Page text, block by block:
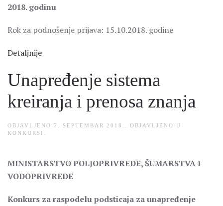
2018. godinu
Rok za podnošenje prijava: 15.10.2018. godine
Detaljnije
Unapređenje sistema
kreiranja i prenosa znanja
OBJAVLJENO 7. SEPTEMBAR 2018.
. OBJAVLJENO U
KONKURSI
MINISTARSTVO POLJOPRIVREDE, ŠUMARSTVA I
VODOPRIVREDE
Konkurs za raspodelu podsticaja za unapređenje